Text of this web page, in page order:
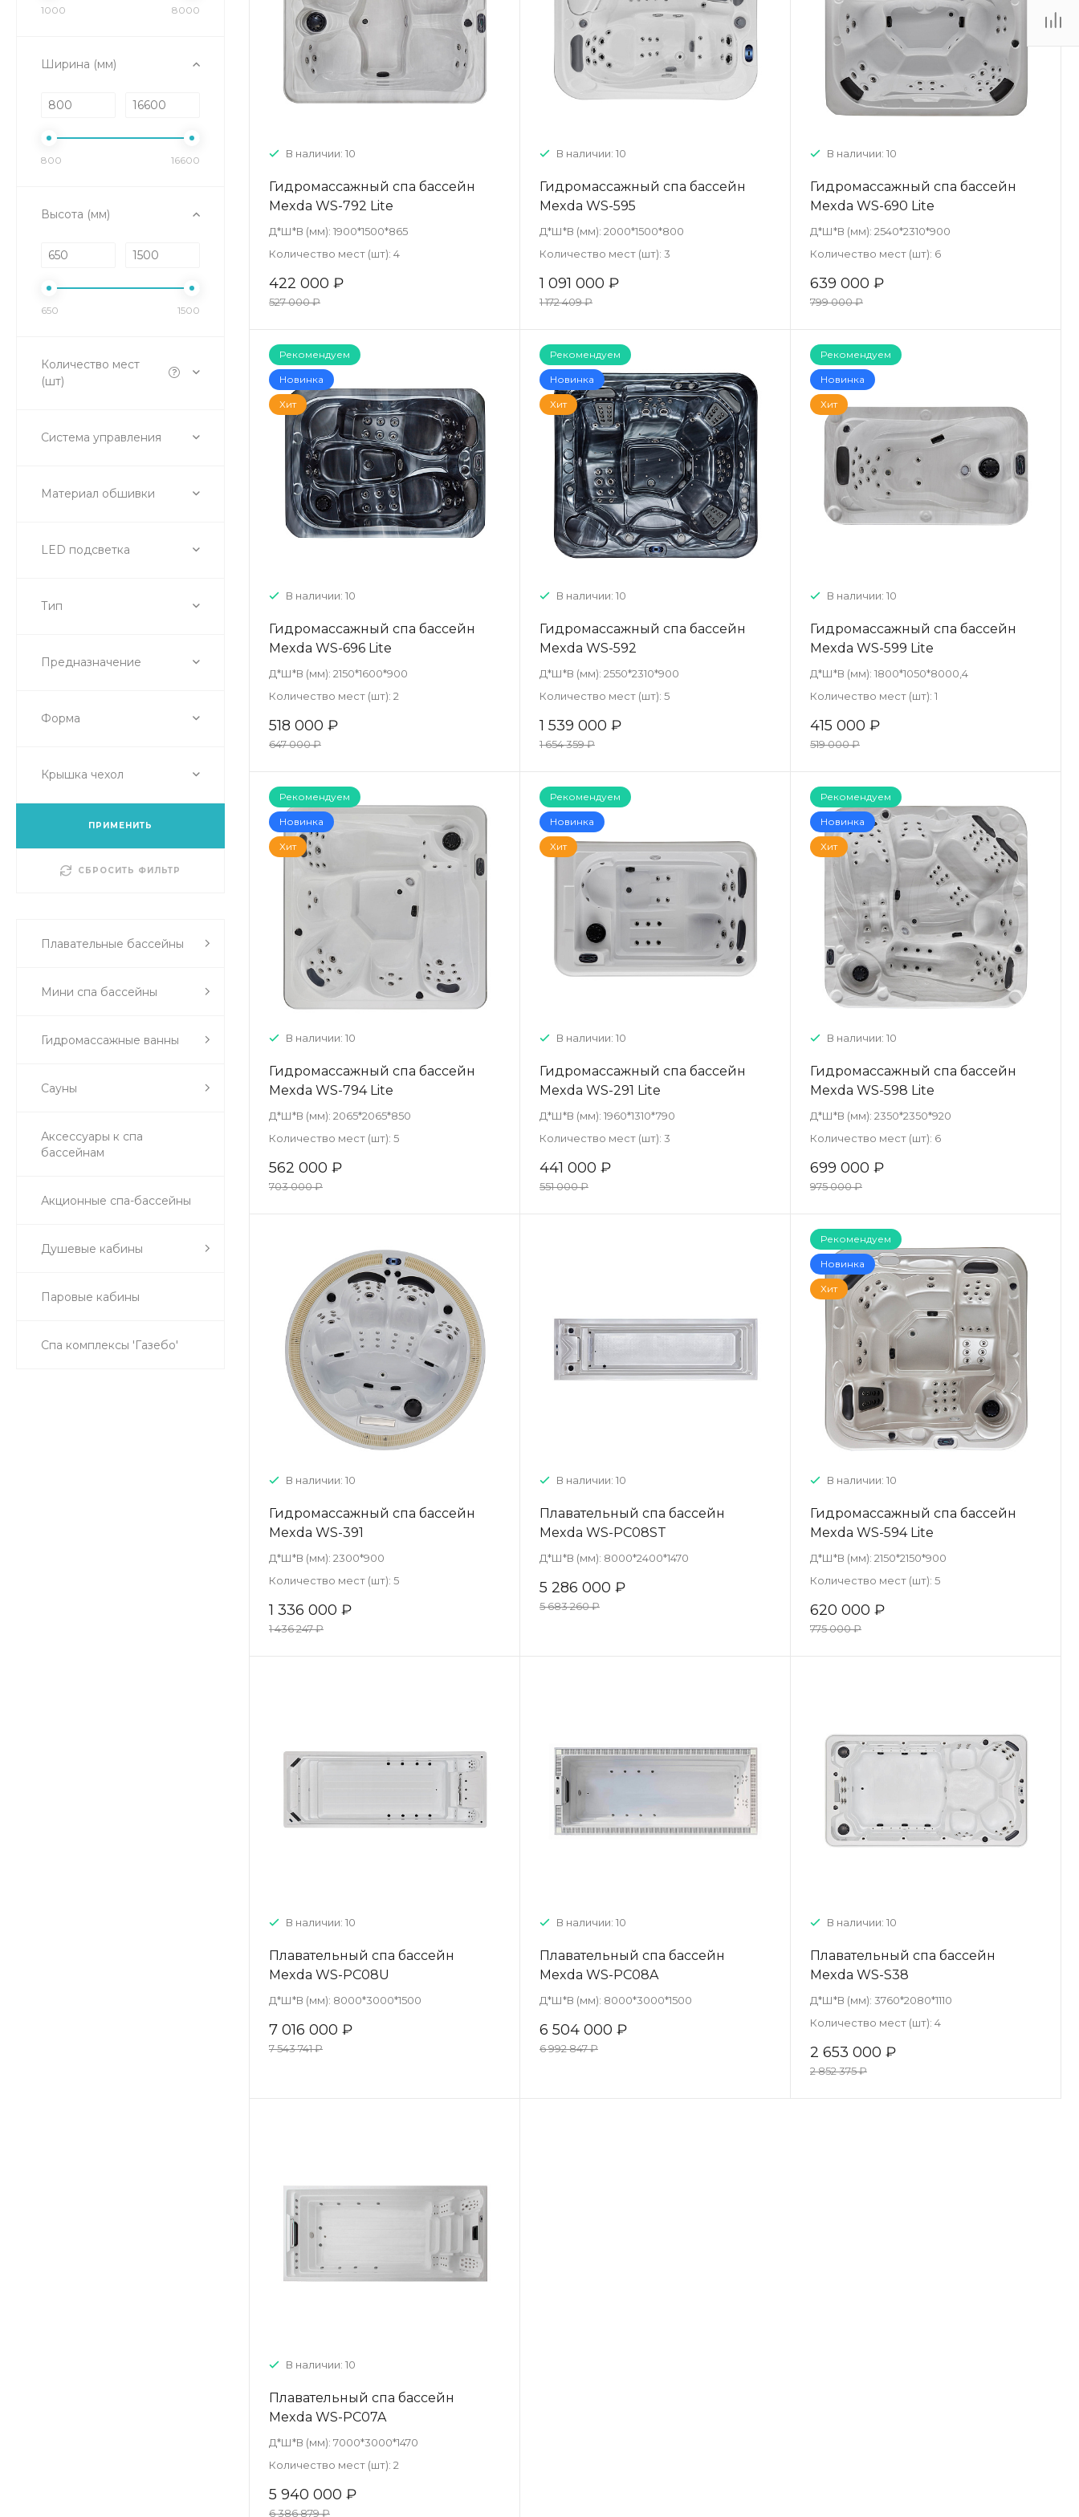
"Ривьера", ул.
Катукова, 51, ТЦ
"Ривьера"
Пн-Вс 10:00-20:00
info@mexda.ru
1000 8000
Ширина (мм)
800 16600
Высота (мм)
650 1500
Количество мест
(шт)
Система управления
Материал обшивки
LED подсветка
Тип
Предназначение
Форма
Крышка чехол
ПРИМЕНИТЬ
СБРОСИТЬ ФИЛЬТР
Плавательные бассейны
Мини спа бассейны
Гидромассажные ванны
Сауны
Аксессуары к спа
бассейнам
Акционные спа-бассейны
Душевые кабины
Паровые кабины
Спа комплексы 'Газебо'
В наличии: 10
Гидромассажный спа бассейн
Mexda WS-792 Lite
Д*Ш*В (мм): 1900*1500*865
Количество мест (шт): 4
422 000 ₽
527 000 ₽
В наличии: 10
Гидромассажный спа бассейн
Mexda WS-595
Д*Ш*В (мм): 2000*1500*800
Количество мест (шт): 3
1 091 000 ₽
1 172 409 ₽
В наличии: 10
Гидромассажный спа бассейн
Mexda WS-690 Lite
Д*Ш*В (мм): 2540*2310*900
Количество мест (шт): 6
639 000 ₽
799 000 ₽
Рекомендуем
Новинка
Хит
В наличии: 10
Гидромассажный спа бассейн
Mexda WS-696 Lite
Д*Ш*В (мм): 2150*1600*900
Количество мест (шт): 2
518 000 ₽
647 000 ₽
Рекомендуем
Новинка
Хит
В наличии: 10
Гидромассажный спа бассейн
Mexda WS-592
Д*Ш*В (мм): 2550*2310*900
Количество мест (шт): 5
1 539 000 ₽
1 654 359 ₽
Рекомендуем
Новинка
Хит
В наличии: 10
Гидромассажный спа бассейн
Mexda WS-599 Lite
Д*Ш*В (мм): 1800*1050*8000,4
Количество мест (шт): 1
415 000 ₽
519 000 ₽
Рекомендуем
Новинка
Хит
В наличии: 10
Гидромассажный спа бассейн
Mexda WS-794 Lite
Д*Ш*В (мм): 2065*2065*850
Количество мест (шт): 5
562 000 ₽
703 000 ₽
Рекомендуем
Новинка
Хит
В наличии: 10
Гидромассажный спа бассейн
Mexda WS-291 Lite
Д*Ш*В (мм): 1960*1310*790
Количество мест (шт): 3
441 000 ₽
551 000 ₽
Рекомендуем
Новинка
Хит
В наличии: 10
Гидромассажный спа бассейн
Mexda WS-598 Lite
Д*Ш*В (мм): 2350*2350*920
Количество мест (шт): 6
699 000 ₽
975 000 ₽
В наличии: 10
Гидромассажный спа бассейн
Mexda WS-391
Д*Ш*В (мм): 2300*900
Количество мест (шт): 5
1 336 000 ₽
1 436 247 ₽
В наличии: 10
Плавательный спа бассейн
Mexda WS-PC08ST
Д*Ш*В (мм): 8000*2400*1470
5 286 000 ₽
5 683 260 ₽
Рекомендуем
Новинка
Хит
В наличии: 10
Гидромассажный спа бассейн
Mexda WS-594 Lite
Д*Ш*В (мм): 2150*2150*900
Количество мест (шт): 5
620 000 ₽
775 000 ₽
В наличии: 10
Плавательный спа бассейн
Mexda WS-PC08U
Д*Ш*В (мм): 8000*3000*1500
7 016 000 ₽
7 543 741 ₽
В наличии: 10
Плавательный спа бассейн
Mexda WS-PC08A
Д*Ш*В (мм): 8000*3000*1500
6 504 000 ₽
6 992 847 ₽
В наличии: 10
Плавательный спа бассейн
Mexda WS-S38
Д*Ш*В (мм): 3760*2080*1110
Количество мест (шт): 4
2 653 000 ₽
2 852 375 ₽
В наличии: 10
Плавательный спа бассейн
Mexda WS-PC07A
Д*Ш*В (мм): 7000*3000*1470
Количество мест (шт): 2
5 940 000 ₽
6 386 879 ₽